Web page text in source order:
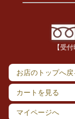
【受
お店のトップへ戻
カートを見る
マイページへ